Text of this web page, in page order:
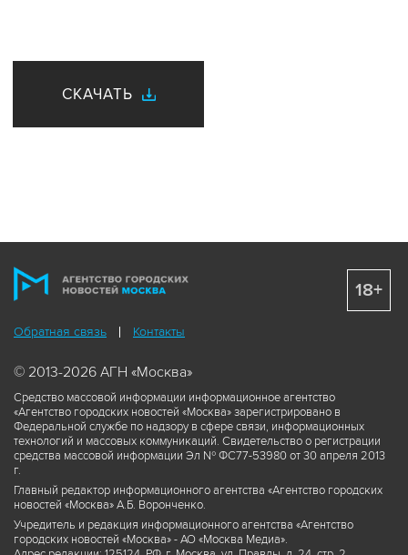
СКАЧАТЬ
Обратная связь Контакты
© 2013-2026 АГН «Москва»
Средство массовой информации информационное агентство
«Агентство городских новостей «Москва» зарегистрировано в
Федеральной службе по надзору в сфере связи, информационных
технологий и массовых коммуникаций. Свидетельство о регистрации
средства массовой информации Эл № ФС77-53980 от 30 апреля 2013
г.
Главный редактор информационного агентства «Агентство городских
новостей «Москва» А.Б. Воронченко.
Учредитель и редакция информационного агентства «Агентство
городских новостей «Москва» - АО «Москва Медиа».
18+